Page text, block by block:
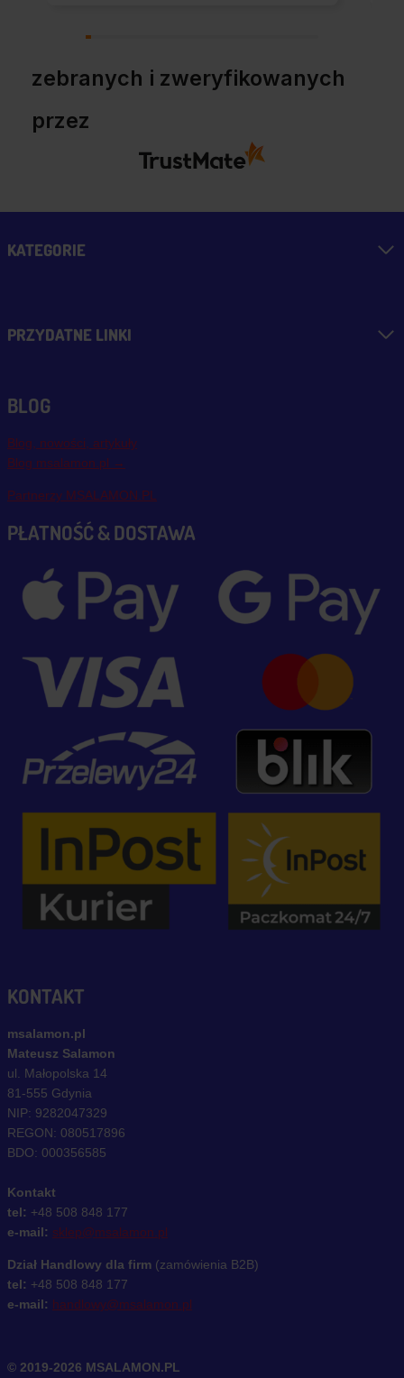
zebranych i zweryfikowanych
przez
KATEGORIE
PRZYDATNE LINKI
BLOG
Blog, nowości, artykuły
Blog msalamon.pl →
Partnerzy MSALAMON.PL
PŁATNOŚĆ & DOSTAWA
KONTAKT
msalamon.pl
Mateusz Salamon
ul. Małopolska 14
81-555 Gdynia
NIP: 9282047329
REGON: 080517896
BDO: 000356585
Kontakt
tel: +48 508 848 177
e-mail: sklep@msalamon.pl
Dział Handlowy dla firm (zamówienia B2B)
tel: +48 508 848 177
e-mail: handlowy@msalamon.pl
© 2019-2026 MSALAMON.PL